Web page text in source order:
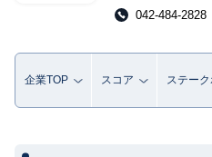
042-484-2828
企業TOP スコア ステー